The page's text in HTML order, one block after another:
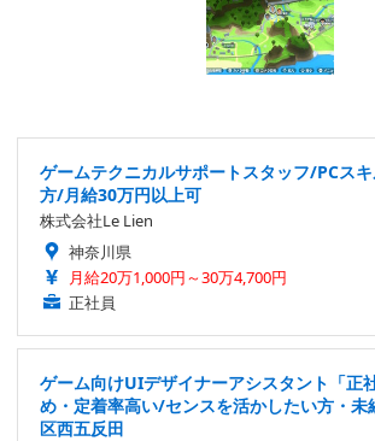
ゲームテクニカルサポートスタッフ/PCス
方/月給30万円以上可
株式会社Le Lien
神奈川県
月給20万1,000円～30万4,700円
正社員
ゲーム向けUIデザイナーアシスタント「正
め・定着率高い/センスを活かしたい方・未
区西五反田